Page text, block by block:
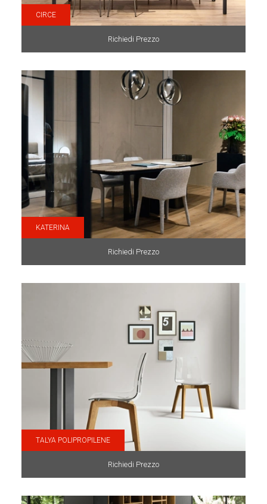
CIRCE
Richiedi Prezzo
KATERINA
Richiedi Prezzo
TALYA POLIPROPILENE
Richiedi Prezzo